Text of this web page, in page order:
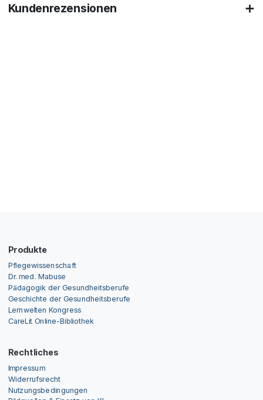
Kundenrezensionen
Produkte
Pflegewissenschaft
Dr. med. Mabuse
Pädagogik der Gesundheitsberufe
Geschichte der Gesundheitsberufe
Lernwelten Kongress
CareLit Online-Bibliothek
Rechtliches
Impressum
Widerrufsrecht
Nutzungsbedingungen